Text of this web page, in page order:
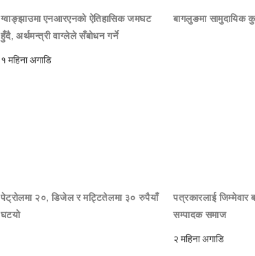
ग्वाङ्झाउमा एनआरएनको ऐतिहासिक जमघट
हुँदै, अर्थमन्त्री वाग्लेले सँबोधन गर्ने
१ महिना अगाडि
बागलुङमा सामुदायिक
पेट्रोलमा २०, डिजेल र मट्टितेलमा ३० रुपैयाँ
घटयो
पत्रकारलाई जिम्मेवार
सम्पादक समाज
२ महिना अगाडि